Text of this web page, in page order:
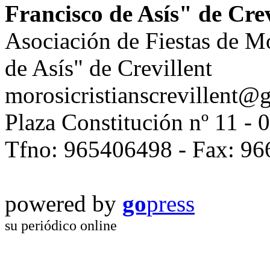
Francisco de Asís" de
Asociación de Fiestas de
de Asís" de Crevillent
Plaza Constitución nº 11
Tfno: 965406498 - Fax:
powered by gopress
su periódico online